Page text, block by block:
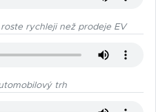
rychleji než prodeje EV
trh